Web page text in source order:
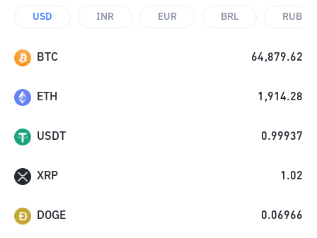
USD INR EUR BRL RUB
BTC 64,879.62
ETH 1,914.28
USDT 0.99937
XRP 1.02
DOGE 0.06966